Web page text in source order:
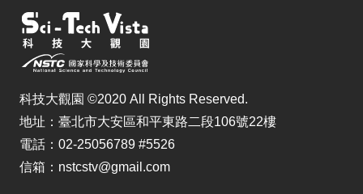
科技大觀園 ©2020 All Rights Reserved.
地址：臺北市大安區和平東路二段106號22樓
電話：02-25056789 #5526
信箱：nstcstv@gmail.com